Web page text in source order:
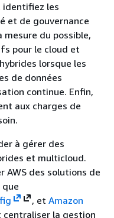
identifiez les
et de gouvernance
mesure du possible,
pour le cloud et
lorsque les
de données
continue. Enfin,
aux charges de
à gérer des
et multicloud.
des solutions de
, et Amazon
centraliser la gestion